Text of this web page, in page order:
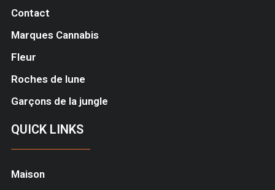
Contact
Marques Cannabis
Fleur
Roches de lune
Garçons de la jungle
QUICK LINKS
Maison